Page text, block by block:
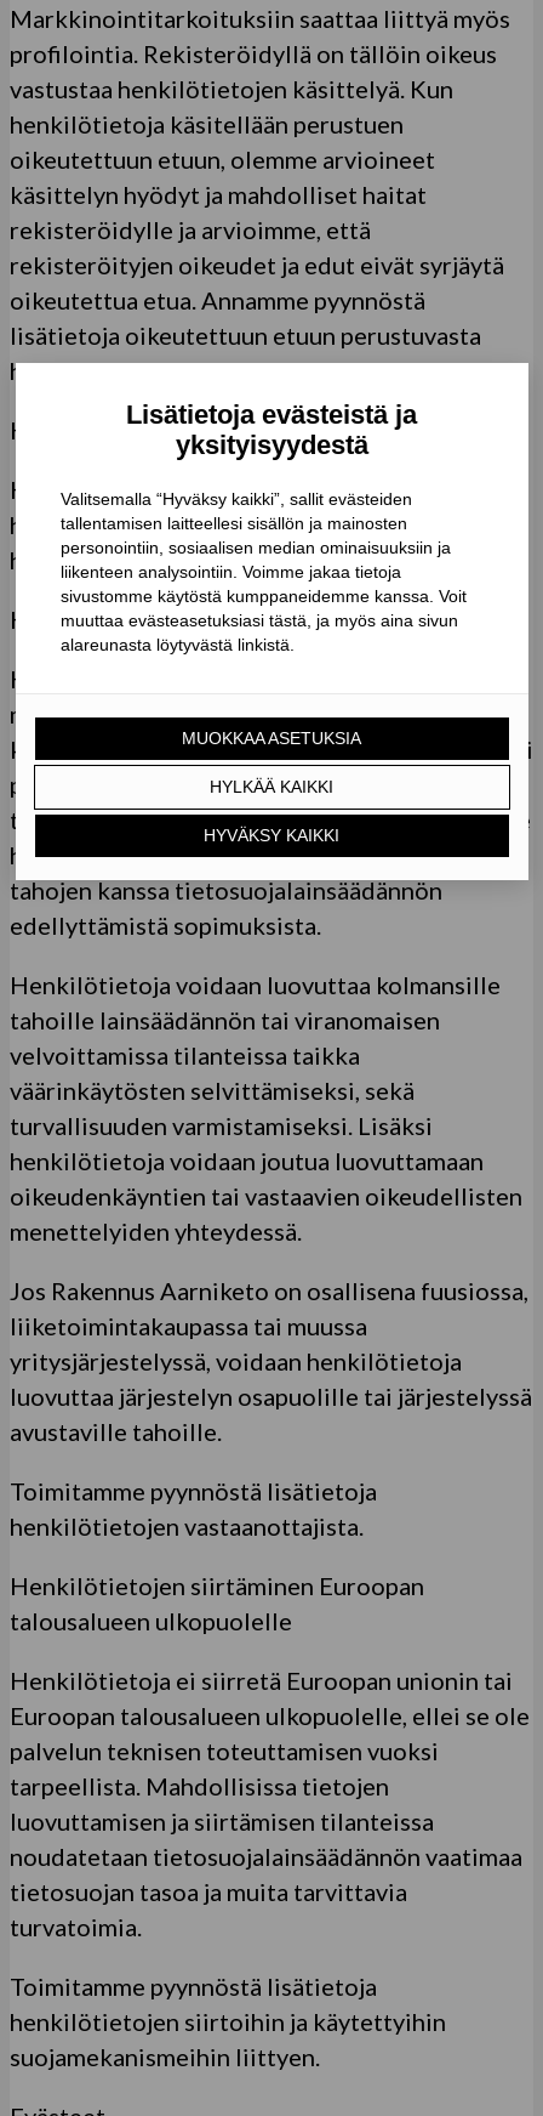
Markkinointitarkoituksiin saattaa liittyä myös
profilointia. Rekisteröidyllä on tällöin oikeus
vastustaa henkilötietojen käsittelyä. Kun
henkilötietoja käsitellään perustuen
oikeutettuun etuun, olemme arvioineet
käsittelyn hyödyt ja mahdolliset haitat
rekisteröidylle ja arvioimme, että
rekisteröityjen oikeudet ja edut eivät syrjäytä
oikeutettua etua. Annamme pyynnöstä
lisätietoja oikeutettuun etuun perustuvasta
henkilötietojen käsittelystä.
Henkilötietojen käsittelijät
Henkilötietoihin on pääsy vain asiakassuhteen
hallinnoinnista ja markkinoinnista vastaavilla
henkilöillä.
Henkilötietojen vastaanottajat
Henkilötietojen käsittelyssä voidaan käyttää
myös erilaisia palveluntarjoajia ja muita
kolmansia tahoja, kuten teknisten ratkaisujen tai
palvelintilan tarjoajia tai kirjanpito- ja
taloushallinnon palveluntarjoajia. Huolehdimme
henkilötietojen käsittelyssä käyttämiemme
tahojen kanssa tietosuojalainsäädännön
edellyttämistä sopimuksista.
Henkilötietoja voidaan luovuttaa kolmansille
tahoille lainsäädännön tai viranomaisen
velvoittamissa tilanteissa taikka
väärinkäytösten selvittämiseksi, sekä
turvallisuuden varmistamiseksi. Lisäksi
henkilötietoja voidaan joutua luovuttamaan
oikeudenkäyntien tai vastaavien oikeudellisten
menettelyiden yhteydessä.
Jos Rakennus Aarniketo on osallisena fuusiossa,
liiketoimintakaupassa tai muussa
yritysjärjestelyssä, voidaan henkilötietoja
luovuttaa järjestelyn osapuolille tai järjestelyssä
avustaville tahoille.
Toimitamme pyynnöstä lisätietoja
henkilötietojen vastaanottajista.
Henkilötietojen siirtäminen Euroopan
talousalueen ulkopuolelle
Henkilötietoja ei siirretä Euroopan unionin tai
Euroopan talousalueen ulkopuolelle, ellei se ole
palvelun teknisen toteuttamisen vuoksi
tarpeellista. Mahdollisissa tietojen
luovuttamisen ja siirtämisen tilanteissa
noudatetaan tietosuojalainsäädännön vaatimaa
tietosuojan tasoa ja muita tarvittavia
turvatoimia.
Toimitamme pyynnöstä lisätietoja
henkilötietojen siirtoihin ja käytettyihin
suojamekanismeihin liittyen.